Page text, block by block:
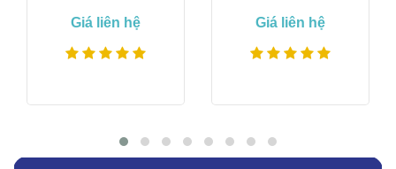
Giá liên hệ Giá liên hệ